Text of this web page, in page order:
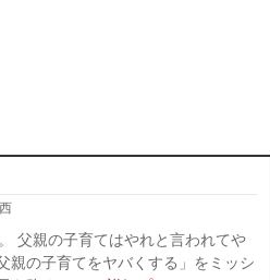
父親の子育てはやれと言われてや
親の子育てをヤバくする」をミッシ